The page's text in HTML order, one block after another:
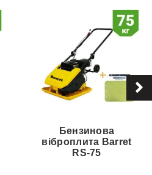
Бензинова
віброплита Barret
RS-75